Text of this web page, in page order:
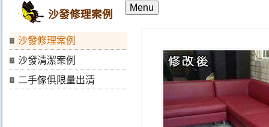
沙發修理案例
Menu
沙發修理案例
沙發清潔案例
二手傢俱限量出清